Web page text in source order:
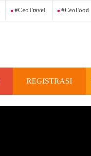
#ceoTravel #ceoFood
REGISTRASI